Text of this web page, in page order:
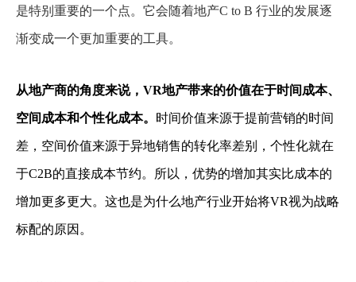
是特别重要的一个点。它会随着地产C to B 行业的发展逐
渐变成一个更加重要的工具。
从地产商的角度来说，VR地产带来的价值在于时间成本、
空间成本和个性化成本。 时间价值来源于提前营销的时间
差，空间价值来源于异地销售的转化率差别，个性化就在
于C2B的直接成本节约。所以，优势的增加其实比成本的
增加更多更大。这也是为什么地产行业开始将VR视为战略
标配的原因。